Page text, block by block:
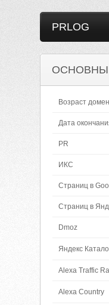
PRLOG
Возраст
Дата
PR
ИКС
Страниц в
Страниц в
Dmoz
Яндекс
Alexa Traffic
Alexa Country